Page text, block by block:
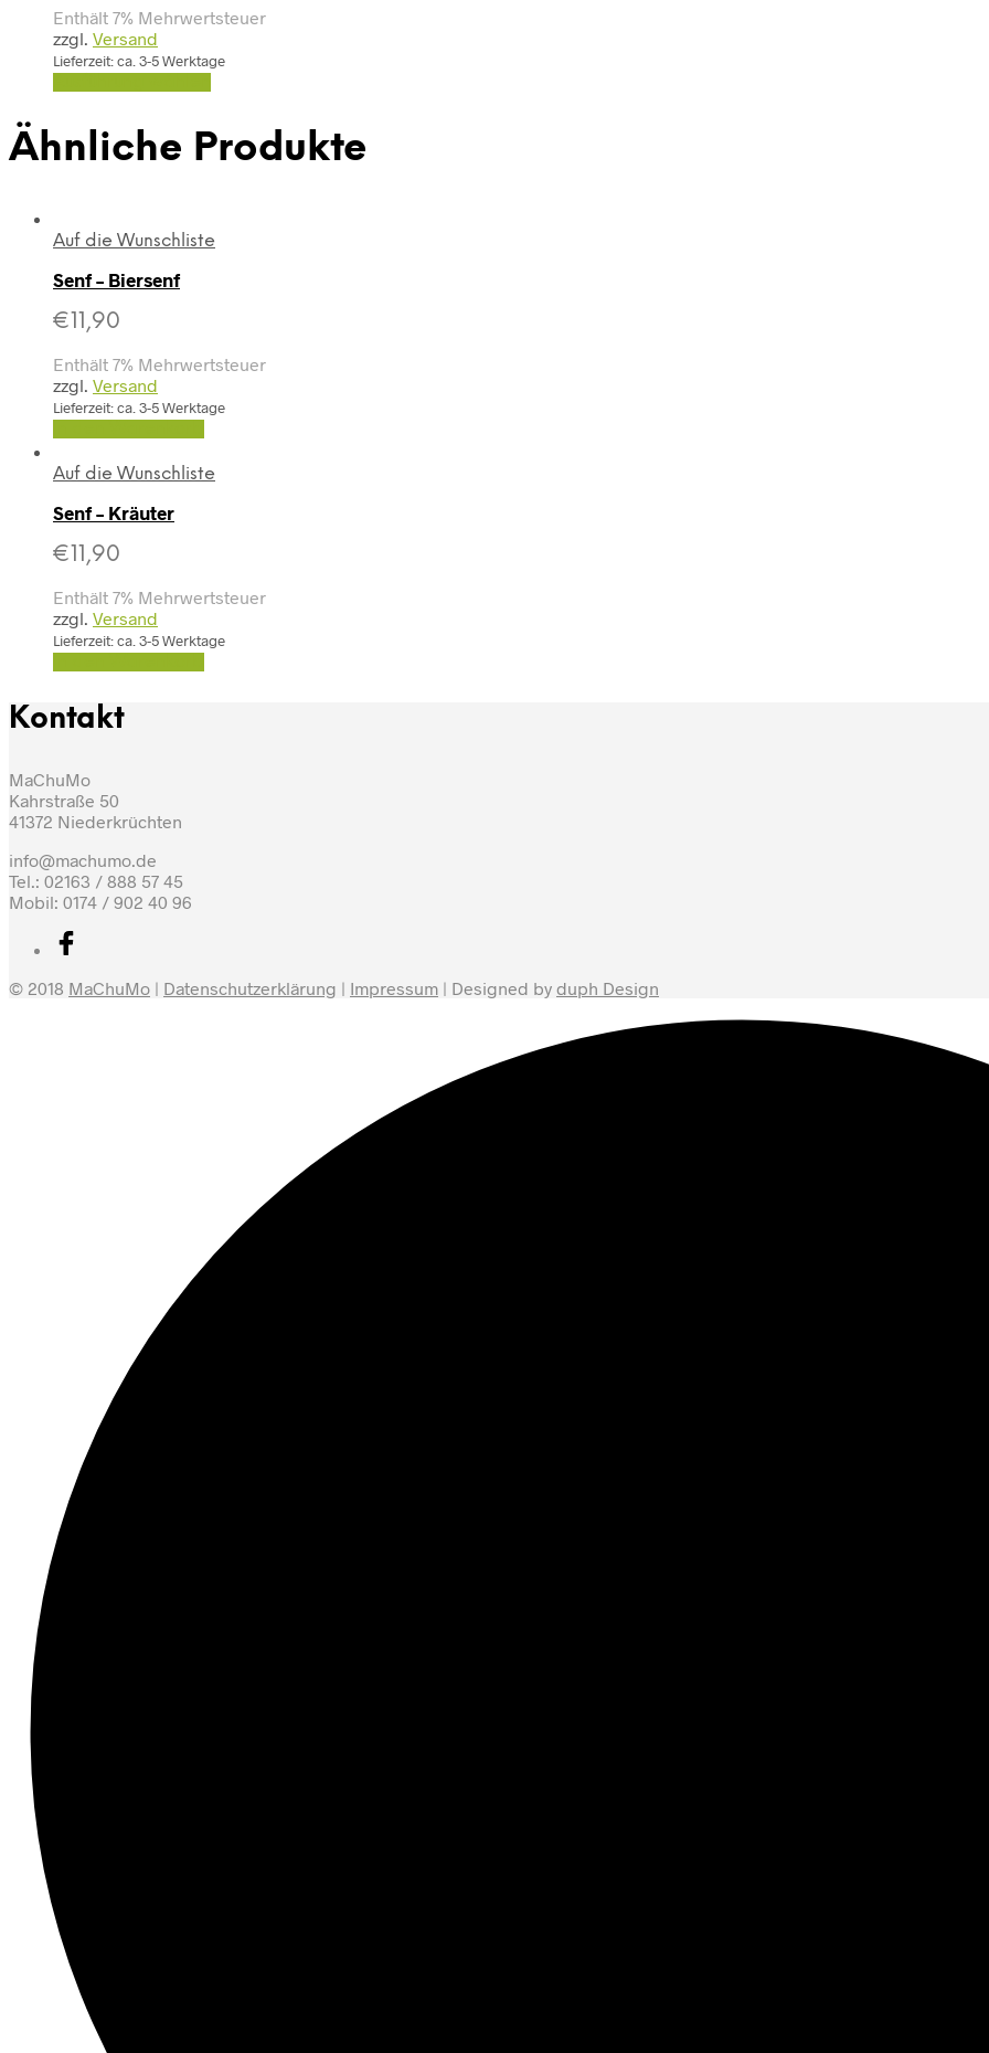
Enthält 7% Mehrwertsteuer
zzgl. Versand
Lieferzeit: ca. 3-5 Werktage
Ähnliche Produkte
Auf die Wunschliste
Senf – Biersenf
€11,90
Enthält 7% Mehrwertsteuer
zzgl. Versand
Lieferzeit: ca. 3-5 Werktage
Auf die Wunschliste
Senf – Kräuter
€11,90
Enthält 7% Mehrwertsteuer
zzgl. Versand
Lieferzeit: ca. 3-5 Werktage
Kontakt
MaChuMo
Kahrstraße 50
41372 Niederkrüchten
info@machumo.de
Tel.: 02163 / 888 57 45
Mobil: 0174 / 902 40 96
© 2018 MaChuMo | Datenschutzerklärung | Impressum | Designed by duph Design